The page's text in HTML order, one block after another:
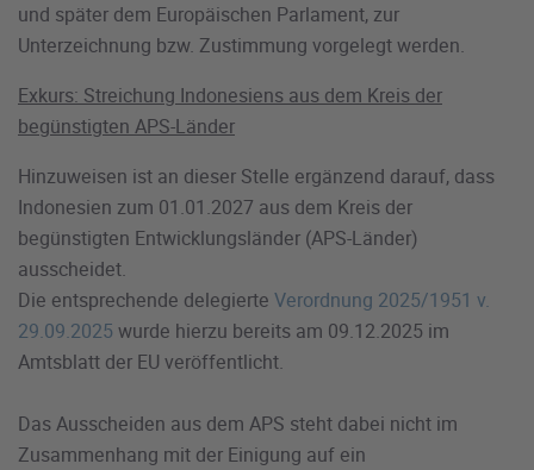
und später dem Europäischen Parlament, zur
Unterzeichnung bzw. Zustimmung vorgelegt werden.
Exkurs: Streichung Indonesiens aus dem Kreis der
begünstigten APS-Länder
Hinzuweisen ist an dieser Stelle ergänzend darauf, dass
Indonesien zum 01.01.2027 aus dem Kreis der
begünstigten Entwicklungsländer (APS-Länder)
ausscheidet.
Die entsprechende delegierte Verordnung 2025/1951 v.
29.09.2025 wurde hierzu bereits am 09.12.2025 im
Amtsblatt der EU veröffentlicht.
Das Ausscheiden aus dem APS steht dabei nicht im
Zusammenhang mit der Einigung auf ein